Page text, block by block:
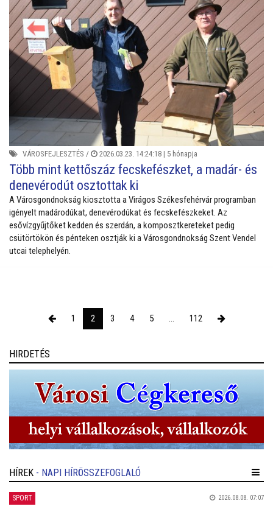
VÁROSFEJLESZTÉS / 2026.03.23. 14:24:18 | 5 hónapja
Több mint kettőszáz fecskefészket, a madár- és
denevérodút osztottak ki
A Városgondnokság kiosztotta a Virágos Székesfehérvár programban
igényelt madárodúkat, denevérodúkat és fecskefészkeket. Az
esővízgyűjtőket kedden és szerdán, a komposztkereteket pedig
csütörtökön és pénteken osztják ki a Városgondnokság Szent Vendel
utcai telephelyén.
1 2 3 4 5 ... 112
HIRDETÉS
HÍREK - NAPI HÍRÖSSZEFOGLALÓ
SPORT 2026.08.08. 07:07